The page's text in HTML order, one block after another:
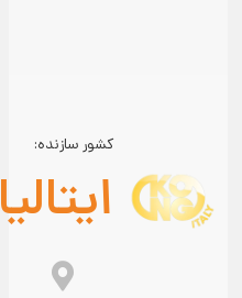
کشور سازنده:
ایتالیا